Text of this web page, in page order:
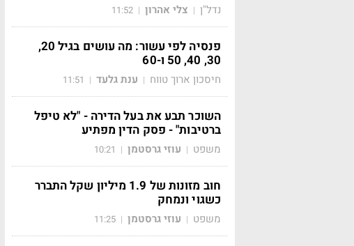
נדל"ן | צלי אהרון |
11:52
פנסיה לפי עשור: מה עושים בגיל 20,
30, 40, 50 ו-60
חיסכון ארוך טווח | ענת גלעד |
11:51
השוכר תבע את בעל הדירה - "לא טיפל
ברטיבות" - פסק הדין מפתיע
משפט | עוזי גרסטמן |
10:21
חוב מזונות של 1.9 מיליון שקל התברר
כשגוי ונמחק
משפט | עוזי גרסטמן |
11:25